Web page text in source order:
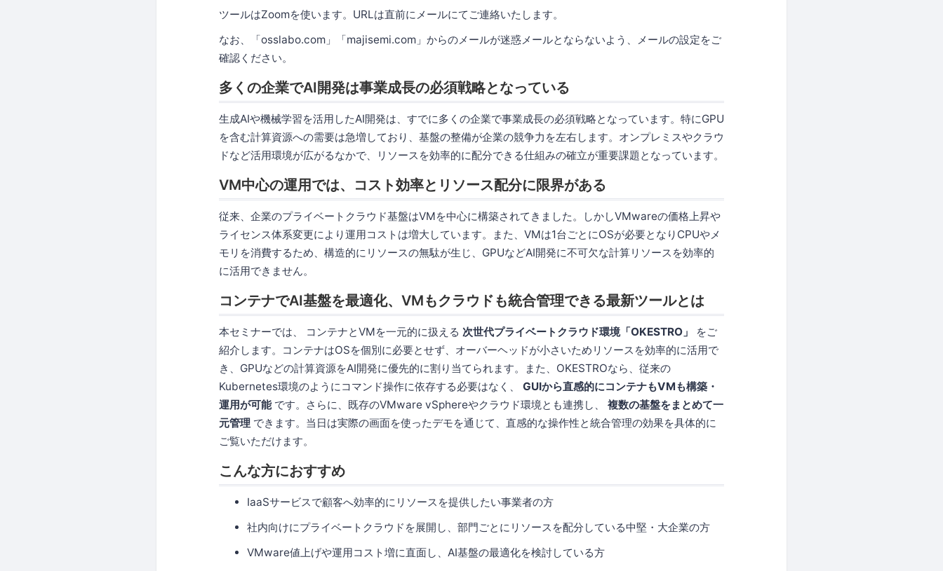
ツールはZoomを使います。URLは直前にメールにてご連絡いたします。
なお、「osslabo.com」「majisemi.com」からのメールが迷惑メールとならないよう、メールの設定をご
確認ください。
多くの企業でAI開発は事業成長の必須戦略となっている
生成AIや機械学習を活用したAI開発は、すでに多くの企業で事業成長の必須戦略となっています。特にGPU
を含む計算資源への需要は急増しており、基盤の整備が企業の競争力を左右します。オンプレミスやクラウ
ドなど活用環境が広がるなかで、リソースを効率的に配分できる仕組みの確立が重要課題となっています。
VM中心の運用では、コスト効率とリソース配分に限界がある
従来、企業のプライベートクラウド基盤はVMを中心に構築されてきました。しかしVMwareの価格上昇や
ライセンス体系変更により運用コストは増大しています。また、VMは1台ごとにOSが必要となりCPUやメ
モリを消費するため、構造的にリソースの無駄が生じ、GPUなどAI開発に不可欠な計算リソースを効率的
に活用できません。
コンテナでAI基盤を最適化、VMもクラウドも統合管理できる最新ツールとは
本セミナーでは、 コンテナとVMを一元的に扱える 次世代プライベートクラウド環境「OKESTRO」
をご
紹介します。コンテナはOSを個別に必要とせず、オーバーヘッドが小さいためリソースを効率的に活用で
き、GPUなどの計算資源をAI開発に優先的に割り当てられます。また、OKESTROなら、従来の
Kubernetes環境のようにコマンド操作に依存する必要はなく、 GUIから直感的にコンテナもVMも構築・
運用が可能です。さらに、既存のVMware vSphereやクラウド環境とも連携し、 複数の基盤をまとめて一
元管理 できます。当日は実際の画面を使ったデモを通じて、直感的な操作性と統合管理の効果を具体的に
ご覧いただけます。
こんな方におすすめ
IaaSサービスで顧客へ効率的にリソースを提供したい事業者の方
社内向けにプライベートクラウドを展開し、部門ごとにリソースを配分している中堅・大企業の方
VMware値上げや運用コスト増に直面し、AI基盤の最適化を検討している方